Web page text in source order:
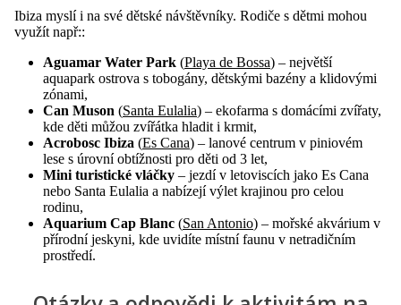
Ibiza myslí i na své dětské návštěvníky. Rodiče s dětmi mohou
využít např::
Aguamar Water Park (Playa de Bossa) – největší
aquapark ostrova s tobogány, dětskými bazény a klidovými
zónami,
Can Muson (Santa Eulalia) – ekofarma s domácími zvířaty,
kde děti můžou zvířátka hladit i krmit,
Acrobosc Ibiza (Es Cana) – lanové centrum v piniovém
lese s úrovní obtížnosti pro děti od 3 let,
Mini turistické vláčky – jezdí v letoviscích jako Es Cana
nebo Santa Eulalia a nabízejí výlet krajinou pro celou
rodinu,
Aquarium Cap Blanc (San Antonio) – mořské akvárium v
přírodní jeskyni, kde uvidíte místní faunu v netradičním
prostředí.